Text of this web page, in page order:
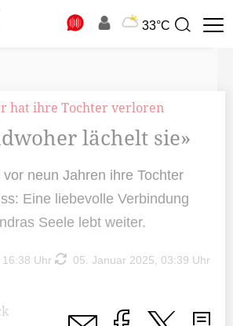
33°C
Suchbegriff
hat ihre Tochter verloren
lächelt sie»
neun Jahren ihre Tochter
Eine liebevolle Verbindung
Seele lebt weiter.
Uhr 05. Januar 2025, 03:39 Uhr